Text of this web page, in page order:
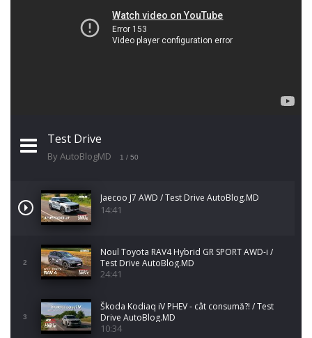
Test Drive
By AutoBlogMD 1 / 50
Jaecoo J7 AWD / Test Drive AutoBlog.MD
14:41
2
Noul Toyota RAV4 Hybrid GR SPORT AWD-i /
Test Drive AutoBlog.MD
24:41
3
Škoda Kodiaq iV PHEV - cât consumă?! / Test
Drive AutoBlog.MD
10:34